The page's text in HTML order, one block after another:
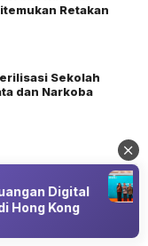
Retakan
Sekolah
dan Narkoba
Advertisement
Digital
Hong Kong